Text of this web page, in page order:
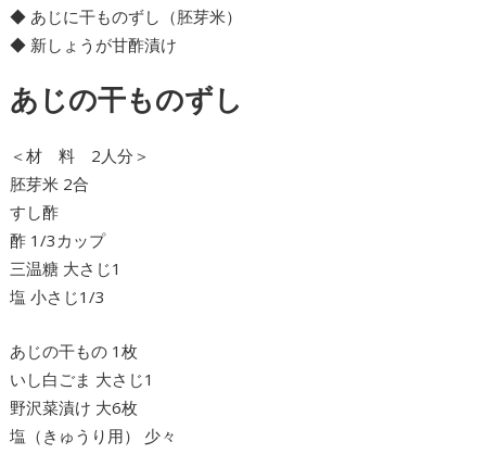
◆ あじに干ものずし（胚芽米）
◆ 新しょうが甘酢漬け
あじの干ものずし
＜材 料 2人分＞
胚芽米 2合
すし酢
酢 1/3カップ
三温糖 大さじ1
塩 小さじ1/3
あじの干もの 1枚
いし白ごま 大さじ1
野沢菜漬け 大6枚
塩（きゅうり用） 少々